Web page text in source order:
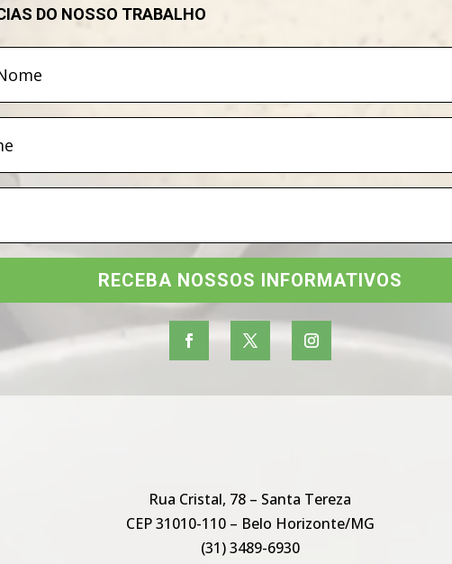
DO NOSSO TRABALHO
RECEBA NOSSOS INFORMATIVOS
Rua Cristal, 78 – Santa Tereza
CEP 31010-110 – Belo Horizonte/MG
(31) 3489-6930